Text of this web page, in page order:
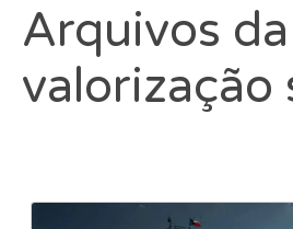
Arquivos
valorização